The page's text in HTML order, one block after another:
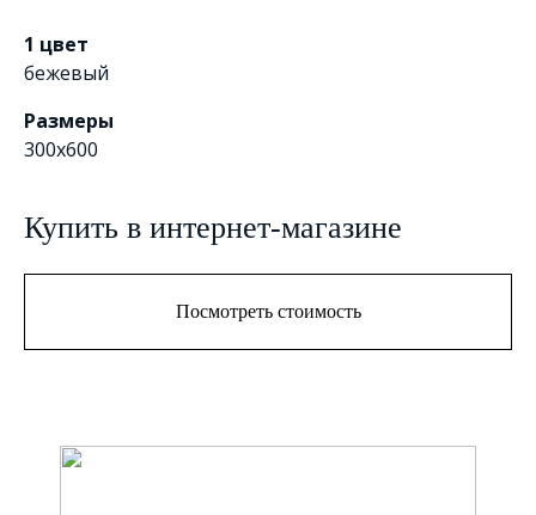
1 цвет
бежевый
Размеры
300x600
Купить в интернет-магазине
Посмотреть стоимость